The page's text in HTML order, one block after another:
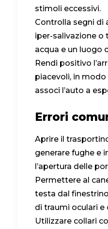
stimoli eccessivi.
Controlla segni di
iper-salivazione o
acqua e un luogo
Rendi positivo
piacevoli, in modo
associ l’auto a
Errori
Aprire il
generare fughe e
l’apertura delle
Permettere al
testa dal
di traumi oculari e
Utilizzare collari